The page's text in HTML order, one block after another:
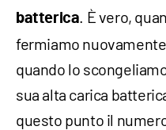
batterica . È vero,
fermiamo
quando lo
sua alta carica
questo punto il